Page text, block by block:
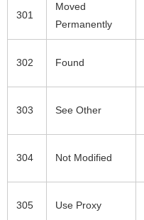
301
Moved
Permanently
302 Found
303 See Other
304 Not Modified
305 Use Proxy